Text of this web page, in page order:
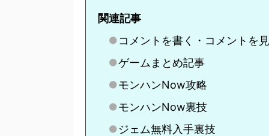
関連記事
コメントを書く・コメントを
ゲームまとめ記事
モンハンNow攻略
モンハンNow裏技
ジェム無料入手裏技